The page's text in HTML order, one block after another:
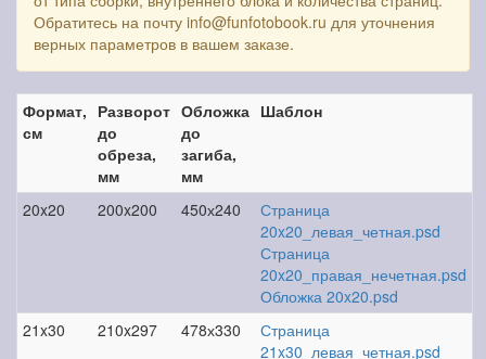
Обратитесь на почту info@funfotobook.ru для уточнения
верных параметров в вашем заказе.
Формат,
см
Разворот
до
обреза,
мм
Обложка
до
загиба,
мм
Шаблон
20x20 200x200 450х240
Страница
20x20_левая_четная.psd
Страница
20x20_правая_нечетная.psd
Обложка 20x20.psd
21x30
210x297 478х330
Страница
21x30_левая_четная.psd